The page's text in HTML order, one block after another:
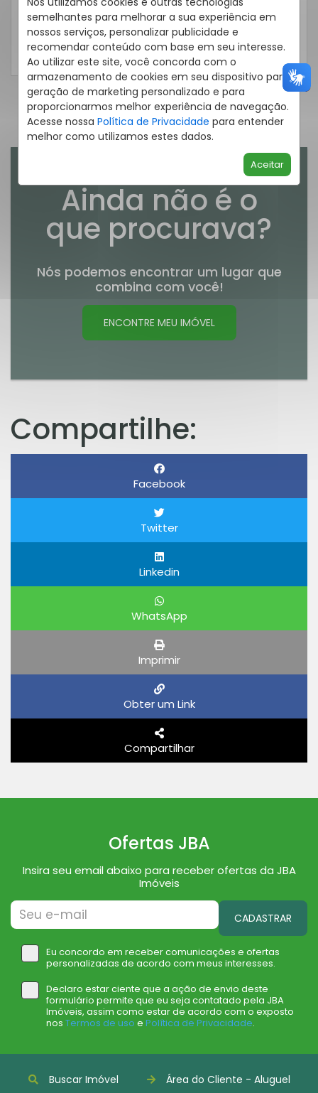
semelhantes para melhorar a sua experiência em
nossos serviços, personalizar publicidade e
recomendar conteúdo com base em seu interesse.
Ao utilizar este site, você concorda com o
armazenamento de cookies em seu dispositivo para
geração de marketing personalizado e para
proporcionarmos melhor experiência de navegação.
Acesse nossa Política de Privacidade para entender
melhor como utilizamos estes dados.
Aceitar
ou
Fale pelo WhatsApp
Ainda não é o
que procurava?
Nós podemos encontrar um lugar que
combina com você!
ENCONTRE MEU IMÓVEL
Compartilhe:
Facebook
Twitter
Linkedin
WhatsApp
Imprimir
Obter um Link
Compartilhar
Ofertas JBA
Insira seu email abaixo para receber ofertas da JBA
Imóveis
CADASTRAR
Eu concordo em receber comunicações e ofertas
personalizadas de acordo com meus interesses.
Declaro estar ciente que a ação de envio deste
formulário permite que eu seja contatado pela JBA
Imóveis, assim como estar de acordo com o exposto
nos Termos de uso e Política de Privacidade.
Buscar Imóvel Área do Cliente - Aluguel